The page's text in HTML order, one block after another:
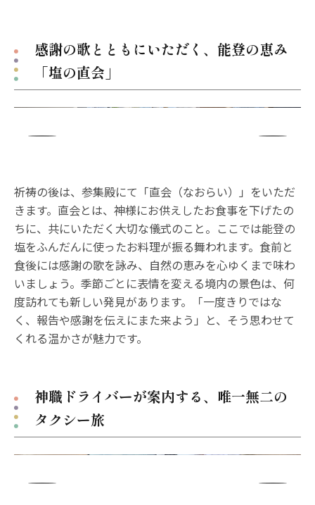
感謝の歌とともにいただく、能登の恵み
「塩の直会」
祈祷の後は、参集殿にて「直会（なおらい）」をいただ
きます。直会とは、神様にお供えしたお食事を下げたの
ちに、共にいただく大切な儀式のこと。ここでは能登の
塩をふんだんに使ったお料理が振る舞われます。食前と
食後には感謝の歌を詠み、自然の恵みを心ゆくまで味わ
いましょう。季節ごとに表情を変える境内の景色は、何
度訪れても新しい発見があります。「一度きりではな
く、報告や感謝を伝えにまた来よう」と、そう思わせて
くれる温かさが魅力です。
神職ドライバーが案内する、唯一無二の
タクシー旅